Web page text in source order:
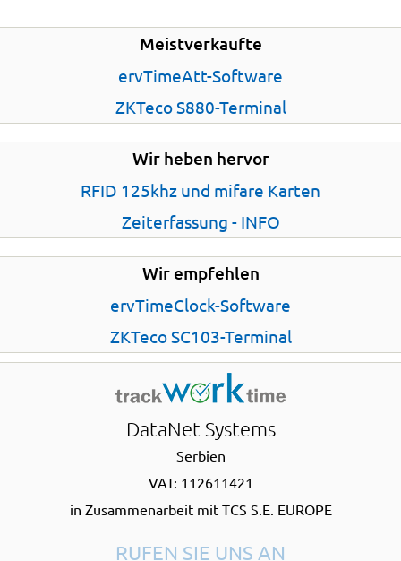
Meistverkaufte
ervTimeAtt-Software
ZKTeco S880-Terminal
Wir heben hervor
RFID 125khz und mifare Karten
Zeiterfassung - INFO
Wir empfehlen
ervTimeClock-Software
ZKTeco SC103-Terminal
DataNet Systems
Serbien
VAT: 112611421
in Zusammenarbeit mit TCS S.E. EUROPE
RUFEN SIE UNS AN